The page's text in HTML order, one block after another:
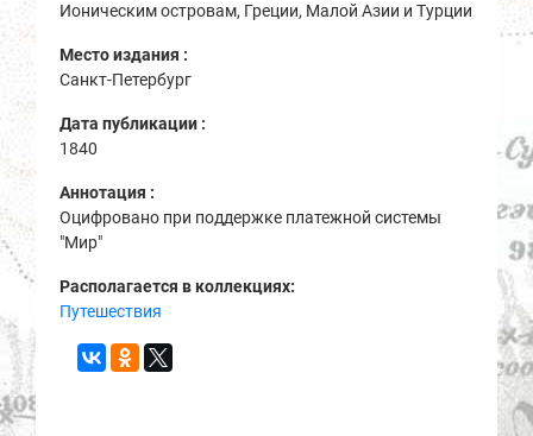
Ионическим островам, Греции, Малой Азии и Турции
Место издания :
Санкт-Петербург
Дата публикации :
1840
Аннотация :
Оцифровано при поддержке платежной системы
"Мир"
Располагается в коллекциях:
Путешествия